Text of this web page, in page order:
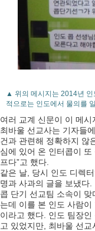
▲ 위의 메시지는 2014년 인
적으로는 인도에서 물의를
여러 교계 신문이 이 메
최바울 선교사는 기자들
건과 관련해 정확하지 않
심에 있어 온 인터콥이
프다”고 했다.
같은 날, 당시 인도 디렉
명과 사과의 글을 보냈다
콥 단기 선교팀 소속이
는데 이를 본 인도 사람
이라고 했다. 인도 팀장
고 있었지만, 최바울 선